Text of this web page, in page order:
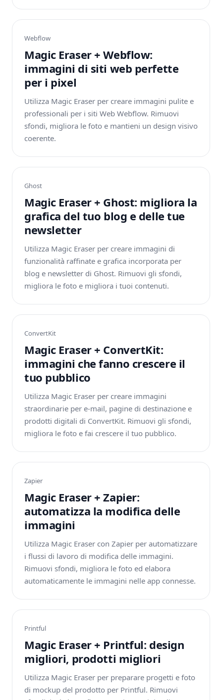
Webflow
Magic Eraser + Webflow:
immagini di siti web perfette
per i pixel
Utilizza Magic Eraser per creare immagini pulite e
professionali per i siti Web Webflow. Rimuovi
sfondi, migliora le foto e mantieni un design visivo
coerente.
Ghost
Magic Eraser + Ghost: migliora la
grafica del tuo blog e delle tue
newsletter
Utilizza Magic Eraser per creare immagini di
funzionalità raffinate e grafica incorporata per
blog e newsletter di Ghost. Rimuovi gli sfondi,
migliora le foto e migliora i tuoi contenuti.
ConvertKit
Magic Eraser + ConvertKit:
immagini che fanno crescere il
tuo pubblico
Utilizza Magic Eraser per creare immagini
straordinarie per e-mail, pagine di destinazione e
prodotti digitali di ConvertKit. Rimuovi gli sfondi,
migliora le foto e fai crescere il tuo pubblico.
Zapier
Magic Eraser + Zapier:
automatizza la modifica delle
immagini
Utilizza Magic Eraser con Zapier per automatizzare
i flussi di lavoro di modifica delle immagini.
Rimuovi sfondi, migliora le foto ed elabora
automaticamente le immagini nelle app connesse.
Printful
Magic Eraser + Printful: design
migliori, prodotti migliori
Utilizza Magic Eraser per preparare progetti e foto
di mockup del prodotto per Printful. Rimuovi